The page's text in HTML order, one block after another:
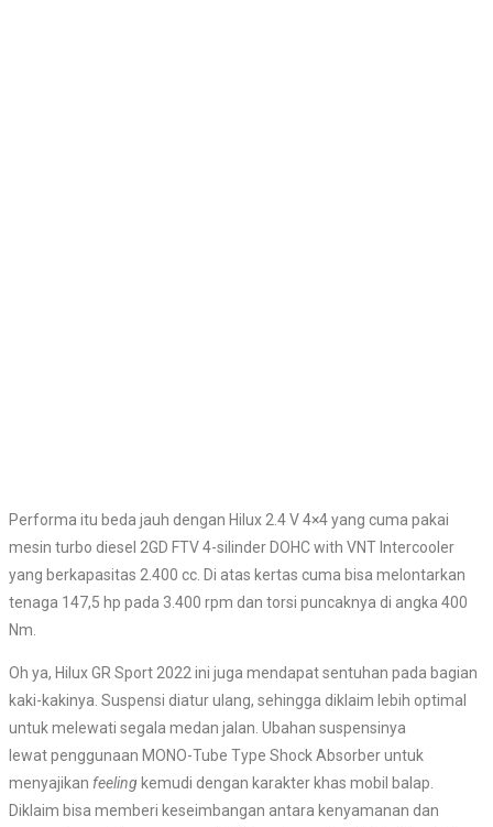
Performa itu beda jauh dengan Hilux 2.4 V 4×4 yang cuma pakai
mesin turbo diesel 2GD FTV 4-silinder DOHC with VNT Intercooler
yang berkapasitas 2.400 cc. Di atas kertas cuma bisa melontarkan
tenaga 147,5 hp pada 3.400 rpm dan torsi puncaknya di angka 400
Nm.
Oh ya, Hilux GR Sport 2022 ini juga mendapat sentuhan pada bagian
kaki-kakinya. Suspensi diatur ulang, sehingga diklaim lebih optimal
untuk melewati segala medan jalan. Ubahan suspensinya
lewat penggunaan MONO-Tube Type Shock Absorber untuk
menyajikan feeling kemudi dengan karakter khas mobil balap.
Diklaim bisa memberi keseimbangan antara kenyamanan dan